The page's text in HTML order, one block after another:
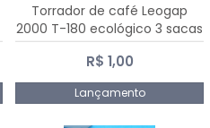
Torrador de café Leogap
2000 T-180 ecológico 3 sacas
de carga 540 kg/h
R$ 1,00
Lançamento